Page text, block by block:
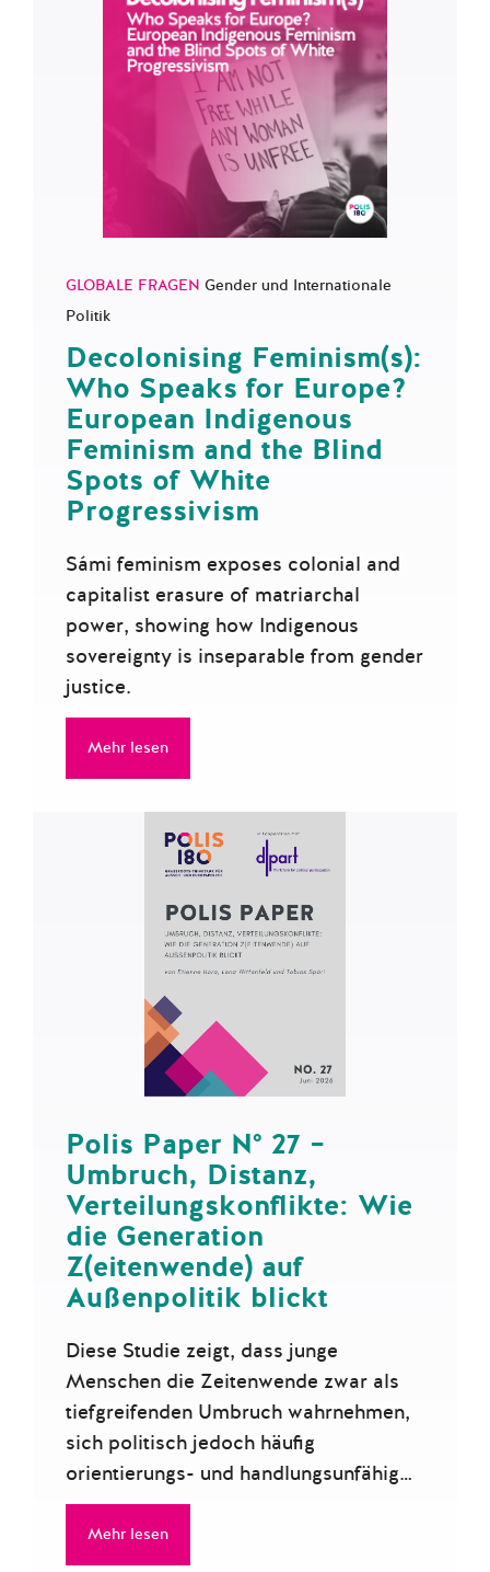
GLOBALE FRAGEN Gender und Internationale
Politik
Decolonising Feminism(s):
Who Speaks for Europe?
European Indigenous
Feminism and the Blind
Spots of White
Progressivism
Sámi feminism exposes colonial and
capitalist erasure of matriarchal
power, showing how Indigenous
sovereignty is inseparable from gender
justice.
Mehr lesen
Polis Paper N° 27 –
Umbruch, Distanz,
Verteilungskonflikte: Wie
die Generation
Z(eitenwende) auf
Außenpolitik blickt
Diese Studie zeigt, dass junge
Menschen die Zeitenwende zwar als
tiefgreifenden Umbruch wahrnehmen,
sich politisch jedoch häufig
orientierungs- und handlungsunfähig…
Mehr lesen